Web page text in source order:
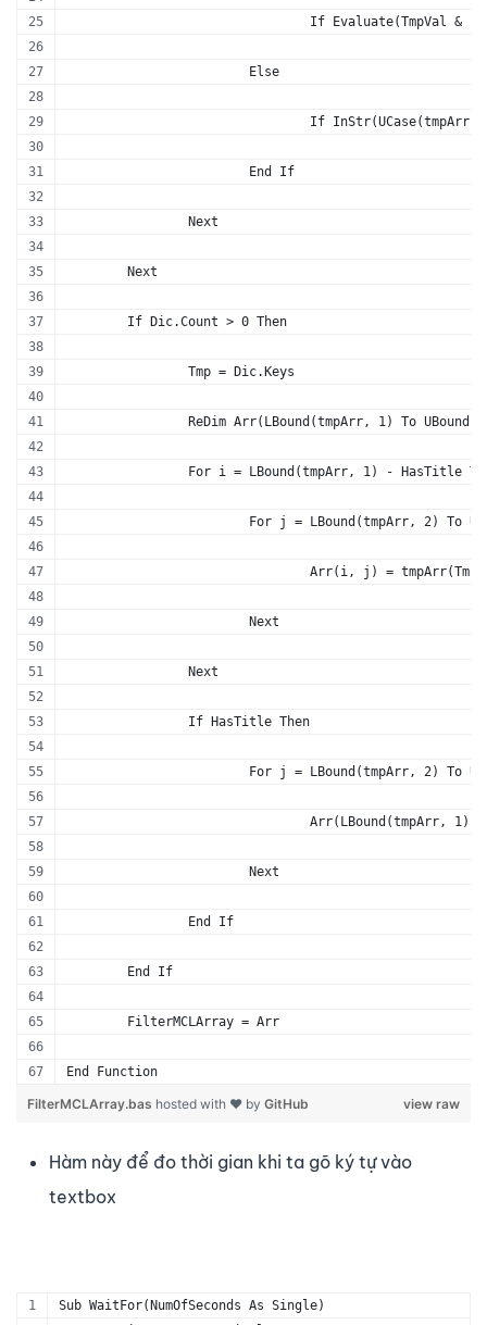
If Evaluate(TmpVal &
			Else
If
			End If
		Next
	Next
	If Dic.Count > 0 Then
		Tmp = Dic.Keys
ReDim Arr(LBound(tmpArr, 1) To
For i = LBound(tmpArr, 1) - HasTitle
For j = LBound(tmpArr, 2) To
Arr(i, j) =
			Next
		Next
		If HasTitle Then
For j = LBound(tmpArr, 2) To
Arr(LBound(tmpArr,
			Next
		End If
	End If
	FilterMCLArray = Arr
End Function
view raw
FilterMCLArray.bas hosted with ❤ by GitHub
Hàm này để đo thời gian khi ta gõ ký tự vào
textbox
Sub WaitFor(NumOfSeconds As Single)